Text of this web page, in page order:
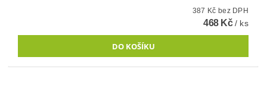
387 Kč bez DPH
468 Kč/ ks